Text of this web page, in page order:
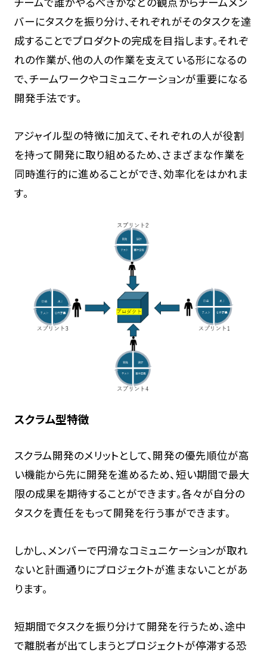
バーにタスクを振り分け、それぞれがそのタスクを達
成することでプロダクトの完成を目指します。それぞ
れの作業が、他の人の作業を支えている形になるの
で、チームワークやコミュニケーションが重要になる
開発手法です。
アジャイル型の特徴に加えて、それぞれの人が役割
を持って開発に取り組めるため、さまざまな作業を
同時進行的に進めることができ、効率化をはかれま
す。
スクラム型特徴
スクラム開発のメリットとして、開発の優先順位が高
い機能から先に開発を進めるため、短い期間で最大
限の成果を期待することができます。各々が自分の
タスクを責任をもって開発を行う事ができます。
しかし、メンバーで円滑なコミュニケーションが取れ
ないと計画通りにプロジェクトが進まないことがあ
ります。
短期間でタスクを振り分けて開発を行うため、途中
で離脱者が出てしまうとプロジェクトが停滞する恐